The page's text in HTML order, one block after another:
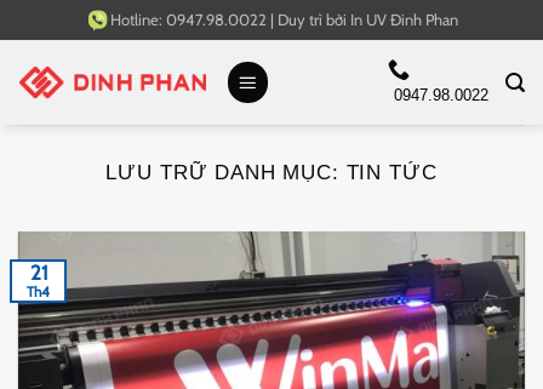
qua
nội
Hotline: 0947.98.0022 | Duy trì bởi In UV Đinh Phan
0947.98.0022
LƯU TRỮ DANH MỤC: TIN TỨC
21
Th4